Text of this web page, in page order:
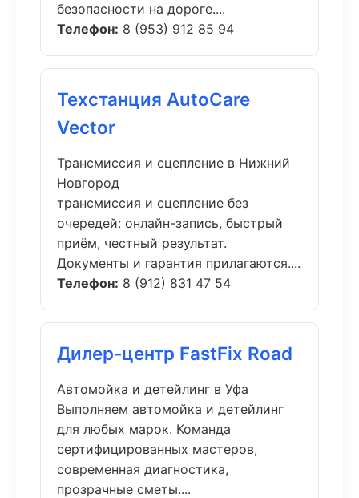
безопасности на дороге....
Телефон: 8 (953) 912 85 94
Техстанция AutoCare
Vector
Трансмиссия и сцепление в Нижний
Новгород
трансмиссия и сцепление без
очередей: онлайн-запись, быстрый
приём, честный результат.
Документы и гарантия прилагаются....
Телефон: 8 (912) 831 47 54
Дилер-центр FastFix Road
Автомойка и детейлинг в Уфа
Выполняем автомойка и детейлинг
для любых марок. Команда
сертифицированных мастеров,
современная диагностика,
прозрачные сметы....